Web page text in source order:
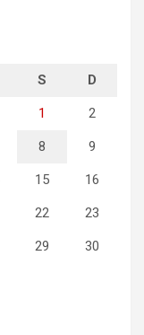
S D
1 2
8 9
15 16
22 23
29 30